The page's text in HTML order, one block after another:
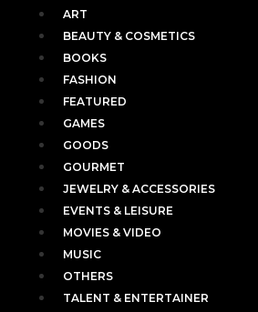
ART
BEAUTY & COSMETICS
BOOKS
FASHION
FEATURED
GAMES
GOODS
GOURMET
JEWELRY & ACCESSORIES
EVENTS & LEISURE
MOVIES & VIDEO
MUSIC
OTHERS
TALENT & ENTERTAINER